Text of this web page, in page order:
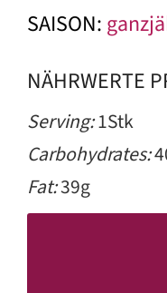
SAISON:
NÄHRWERTE
Serving:1Stk
Carbohydrates:
Fat:39g